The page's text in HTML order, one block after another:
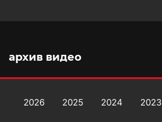
архив видео
2026 2025 2024 2023